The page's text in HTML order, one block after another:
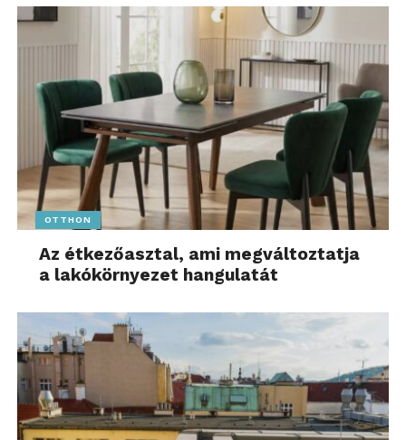
OTTHON
Az étkezőasztal, ami megváltoztatja
a lakókörnyezet hangulatát